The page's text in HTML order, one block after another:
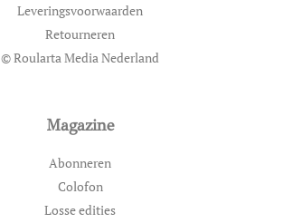
Leveringsvoorwaarden
Retourneren
© Roularta Media Nederland
Magazine
Abonneren
Colofon
Losse edities